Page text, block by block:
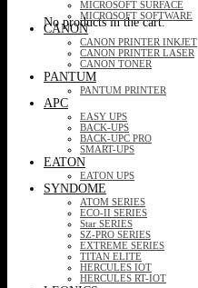
No products in the cart.
MICROSOFT SURFACE
MICROSOFT SOFTWARE
CANON
CANON PRINTER INKJET
CANON PRINTER LASER
CANON TONER
PANTUM
PANTUM PRINTER
APC
EASY UPS
BACK-UPS
BACK-UPC PRO
SMART-UPS
EATON
EATON UPS
SYNDOME
ATOM SERIES
ECO-II SERIES
Star SERIES
SZ-PRO SERIES
EXTREME SERIES
TITAN ELITE
HERCULES IOT
HERCULES RT-IOT